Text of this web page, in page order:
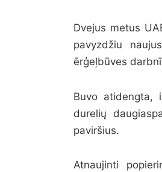
Dvejus metus
pavyzdžiu
ērģeļbūves
Buvo atidengta,
durelių
paviršius.
Atnaujinti